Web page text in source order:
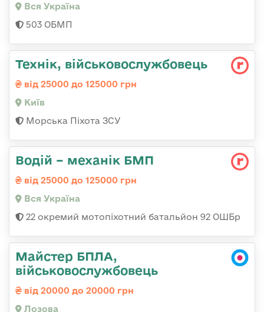
Вся Україна
503 ОБМП
Технік, військовослужбовець
від 25000 до 125000 грн
Київ
Морська Піхота ЗСУ
Водій – механік БМП
від 25000 до 125000 грн
Вся Україна
22 окремий мотопіхотний батальйон 92 ОШБр
Майстер БПЛА,
військовослужбовець
від 20000 до 20000 грн
Лозова